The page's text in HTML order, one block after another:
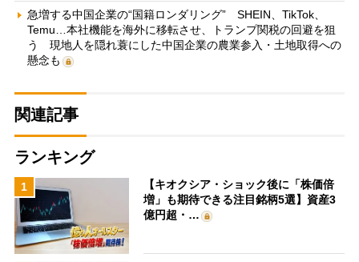
急増する中国企業の“国籍ロンダリング” SHEIN、TikTok、
Temu…本社機能を海外に移転させ、トランプ関税の回避を狙
う 現地人を隠れ蓑にした中国企業の農業参入・土地取得への
懸念も
関連記事
ランキング
1
【キオクシア・ショック後に「株価倍
増」も期待できる注目銘柄5選】資産3
億円超・…